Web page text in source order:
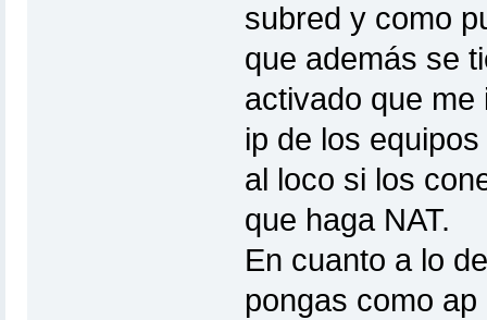
subred y como
que además se
activado que
ip de los
al loco si los
que haga NAT.
En cuanto a lo
pongas como